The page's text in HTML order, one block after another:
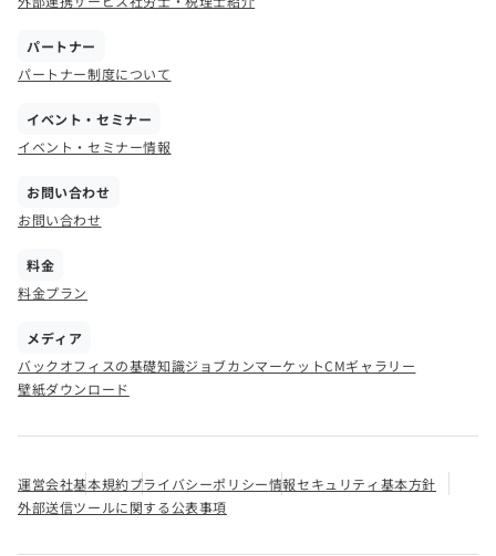
パートナー
パートナー制度について
イベント・セミナー
イベント・セミナー情報
お問い合わせ
お問い合わせ
料金
料金プラン
メディア
バックオフィスの基礎知識ジョブカンマーケットCMギャラリー
壁紙ダウンロード
運営会社基本規約プライバシーポリシー情報セキュリティ基本方針
外部送信ツールに関する公表事項